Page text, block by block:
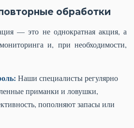
обработки
— это не однократная акция, а
и, при необходимости,
Наши специалисты регулярно
приманки и ловушки,
пополняют запасы или